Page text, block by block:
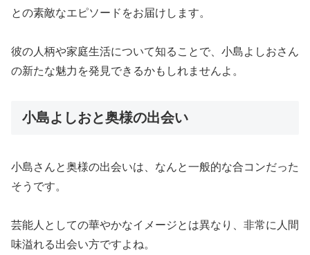
との素敵なエピソードをお届けします。
彼の人柄や家庭生活について知ることで、小島よしおさん
の新たな魅力を発見できるかもしれませんよ。
小島よしおと奥様の出会い
小島さんと奥様の出会いは、なんと一般的な合コンだった
そうです。
芸能人としての華やかなイメージとは異なり、非常に人間
味溢れる出会い方ですよね。